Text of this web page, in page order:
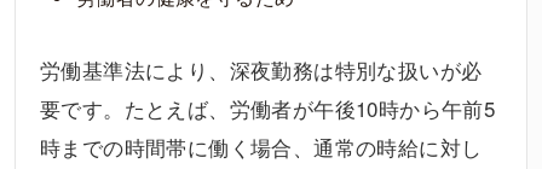
労働基準法により、深夜勤務は特別な扱いが必
要です。たとえば、労働者が午後10時から午前5
時までの時間帯に働く場合、通常の時給に対し